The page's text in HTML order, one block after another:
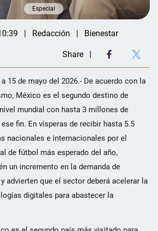
Especial
Redacción Bienestar
Share
15 de mayo del 2026.- De acuerdo con la
México es el segundo destino de
mundial con hasta 3 millones de
fin. En vísperas de recibir hasta 5.5
nacionales e internacionales por el
de fútbol más esperado del año,
un incremento en la demanda de
advierten que el sector deberá acelerar la
digitales para abastecer la